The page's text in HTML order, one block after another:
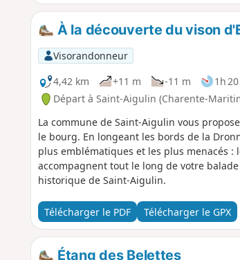
À la découverte du vison
Visorandonneur
4,42 km
+11 m -11 m 1h 20
Départ à Saint-Aigulin (Charente-
La commune de Saint-Aigulin vous
le bourg. En longeant les bords de la
plus emblématiques et les plus menacés :
accompagnent tout le long de votre
historique de Saint-Aigulin.
Télécharger le PDF Télécharger le GPX
Étang des Belettes